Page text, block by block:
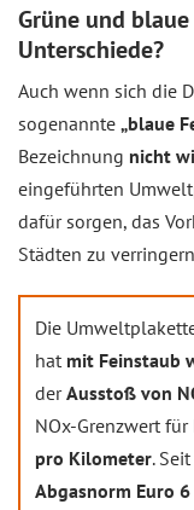
Grüne und
Unterschiede?
Auch wenn sich die
sogenannte „blaue
Bezeichnung nicht
eingeführten
dafür sorgen, das
Städten zu
Die
hat mit Feinstaub
derAusstoß von
NOx-Grenzwert
pro Kilometer. Seit
Abgasnorm Euro 6